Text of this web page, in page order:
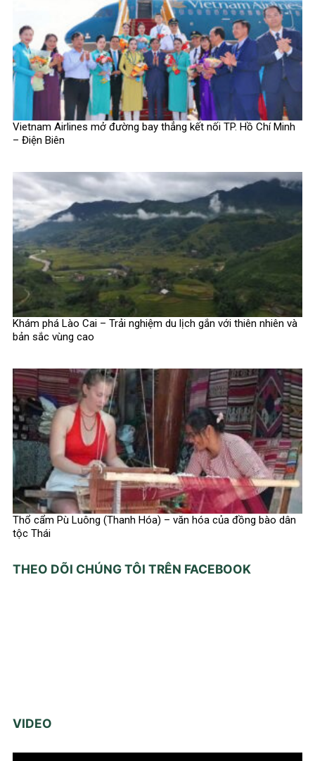
Vietnam Airlines mở đường bay thẳng kết nối TP. Hồ Chí Minh
– Điện Biên
Khám phá Lào Cai – Trải nghiệm du lịch gắn với thiên nhiên và
bản sắc vùng cao
Thổ cẩm Pù Luông (Thanh Hóa) – văn hóa của đồng bào dân
tộc Thái
THEO DÕI CHÚNG TÔI TRÊN FACEBOOK
VIDEO